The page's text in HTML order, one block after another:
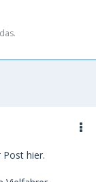
hier.